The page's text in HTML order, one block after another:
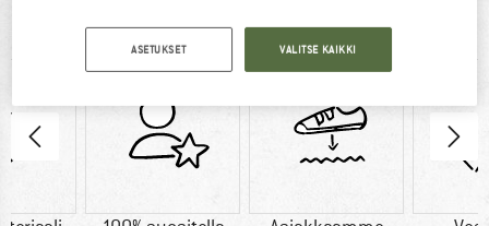
YHDELLÄ SILMÄYKSELLÄ
ASETUKSET VALITSE KAIKKI